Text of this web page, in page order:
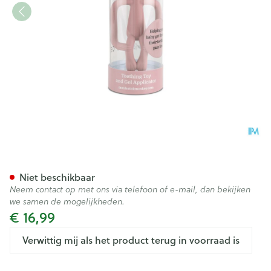
€ 16,99
Verwittig mij als het product terug in voorraad is
Niet beschikbaar
Neem contact op met ons via telefoon of e-mail, dan bekijken
we samen de mogelijkheden.